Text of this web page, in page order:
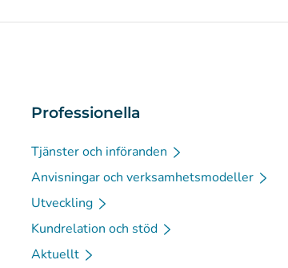
Professionella
Tjänster och införanden
Anvisningar och verksamhetsmodeller
Utveckling
Kundrelation och stöd
Aktuellt